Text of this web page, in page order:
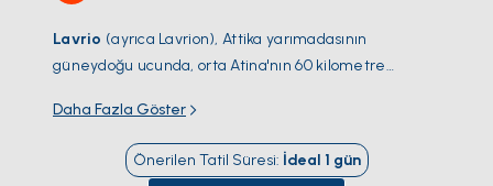
Lavrio (ayrıca Lavrion), Attika yarımadasının
güneydoğu ucunda, orta Atina'nın 60 kilometre
15 kilometre güneyinde yer alıyor — antik çağın en
önemli gümüş madenciliği bölgelerinden birinin
üzerine inşa edilmiş yaklaşık 11.000 sakini olan çalışan
Daha Fazla Göster
Önerilen Tatil Süresi: İdeal 1 gün